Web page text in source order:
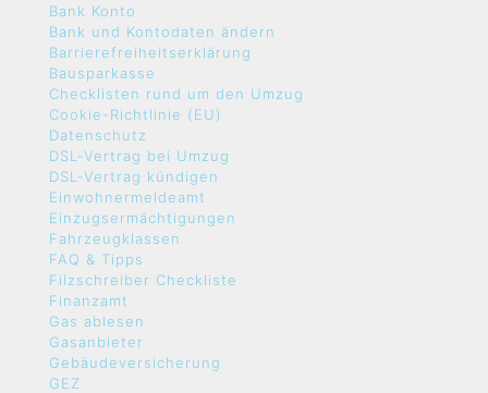
Bank Konto
Bank und Kontodaten ändern
Barrierefreiheitserklärung
Bausparkasse
Checklisten rund um den Umzug
Cookie-Richtlinie (EU)
Datenschutz
DSL-Vertrag bei Umzug
DSL-Vertrag kündigen
Einwohnermeldeamt
Einzugsermächtigungen
Fahrzeugklassen
FAQ & Tipps
Filzschreiber Checkliste
Finanzamt
Gas ablesen
Gasanbieter
Gebäudeversicherung
GEZ